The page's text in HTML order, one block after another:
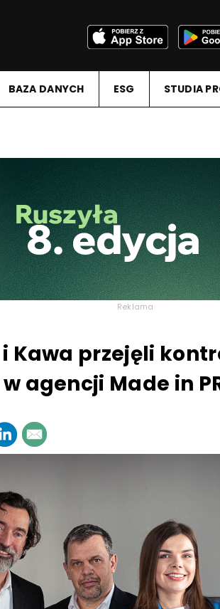
BAZA DANYCH ESG STUDIA
Reklama
i Kawa przejęli
agencji Made in